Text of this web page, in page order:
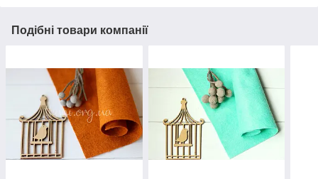
Подібні товари компанії